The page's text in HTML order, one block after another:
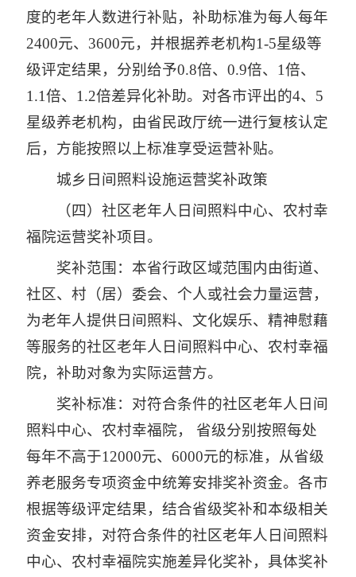
度的老年人数进行补贴，补助标准为每人每年
2400元、3600元，并根据养老机构1-5星级等
级评定结果，分别给予0.8倍、0.9倍、1倍、
1.1倍、1.2倍差异化补助。对各市评出的4、5
星级养老机构，由省民政厅统一进行复核认定
后，方能按照以上标准享受运营补贴。
城乡日间照料设施运营奖补政策
（四）社区老年人日间照料中心、农村幸
福院运营奖补项目。
奖补范围：本省行政区域范围内由街道、
社区、村（居）委会、个人或社会力量运营，
为老年人提供日间照料、文化娱乐、精神慰藉
等服务的社区老年人日间照料中心、农村幸福
院，补助对象为实际运营方。
奖补标准：对符合条件的社区老年人日间
照料中心、农村幸福院， 省级分别按照每处
每年不高于12000元、6000元的标准，从省级
养老服务专项资金中统筹安排奖补资金。各市
根据等级评定结果，结合省级奖补和本级相关
资金安排，对符合条件的社区老年人日间照料
中心、农村幸福院实施差异化奖补，具体奖补